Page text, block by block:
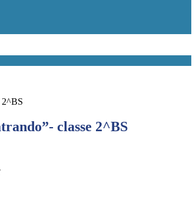
2^BS
classe 2^BS